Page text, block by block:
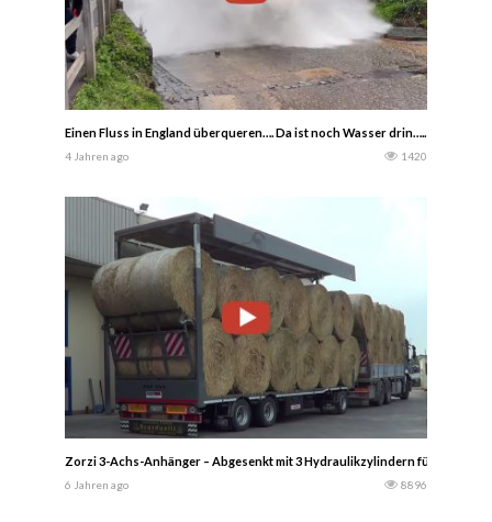
Einen Fluss in England überqueren…. Da ist noch Wasser drin….. Tom
4 Jahren ago 1420
Zorzi 3-Achs-Anhänger – Abgesenkt mit 3 Hydraulikzylindern für den
6 Jahren ago 8896